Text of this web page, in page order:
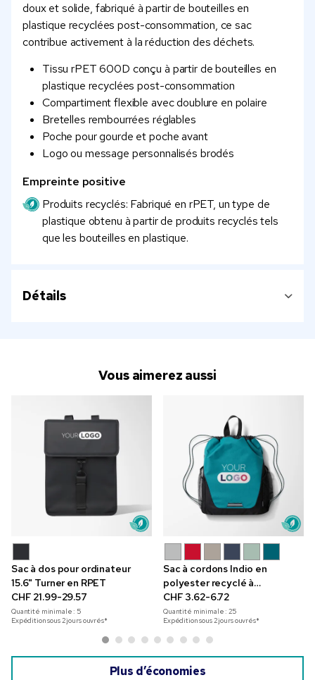
doux et solide, fabriqué à partir de bouteilles en
plastique recyclées post-consommation, ce sac
contribue activement à la réduction des déchets.
Tissu rPET 600D conçu à partir de bouteilles en
plastique recyclées post-consommation
Compartiment flexible avec doublure en polaire
Bretelles rembourrées réglables
Poche pour gourde et poche avant
Logo ou message personnalisés brodés
Empreinte positive
Produits recyclés: Fabriqué en rPET, un type de
plastique obtenu à partir de produits recyclés tels
que les bouteilles en plastique.
Détails
Vous aimerez aussi
Sac à dos pour ordinateur
15.6" Turner en RPET
CHF 21.99-29.57
Quantité minimale : 5
Expédition sous 2 jours ouvrés*
Sac à cordons Indio en
polyester recyclé à
impression en couleur
CHF 3.62-6.72
Quantité minimale :25
Expédition sous 2 jours ouvrés*
Plus d’économies